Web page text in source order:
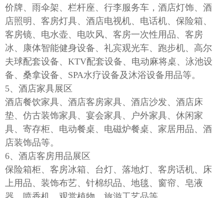
价牌、雨伞架、栏杆座、行李服务车，酒店灯饰、酒
店照明、客房灯具、酒店电视机、电话机、保险箱、
客房镜、电水壶、电吹风、客房一次性用品、客房
冰、康体智能健身设备、礼宾观光车、跑步机、高尔
夫球配套设备、KTV配套设备、电动麻将桌、泳池设
备、桑拿设备、SPA水疗设备及沐浴设备用品等。
5、酒店家具展区
酒店餐饮家具、酒店客房家具、酒店沙发、酒店床
垫、仿古装饰家具、宴会家具、户外家具、休闲家
具、寄存柜、电动餐桌、电磁炉餐桌、家居用品、酒
店装饰品等。
6、酒店客房用品展区
保险箱柜、客房冰箱、台灯、落地灯、客房话机、床
上用品、装饰布艺、针棉织品、地毯、窗帘、皂液